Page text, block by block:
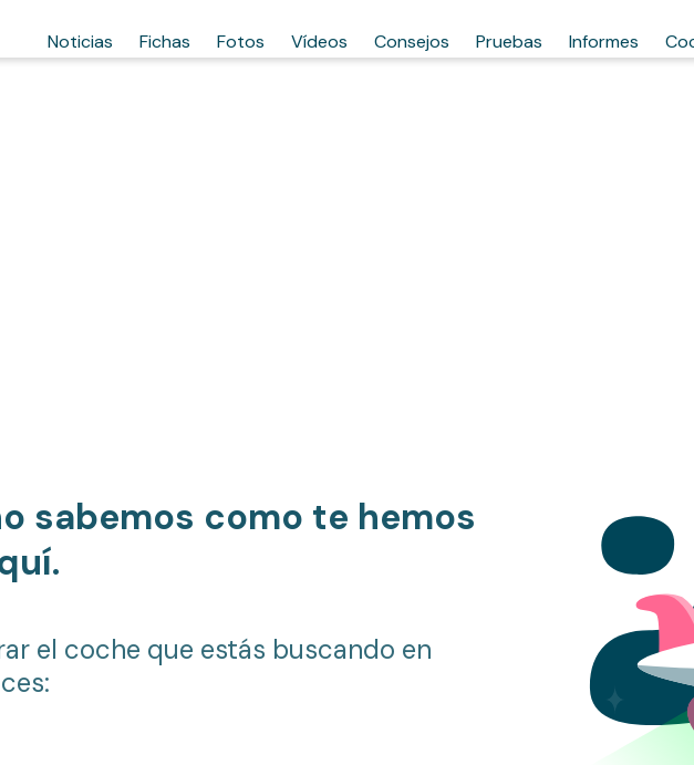
Noticias Fichas Fotos Vídeos Consejos Pruebas Informes
sabemos como te hemos
el coche que estás buscando en